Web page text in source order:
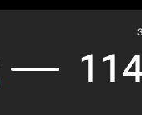
114